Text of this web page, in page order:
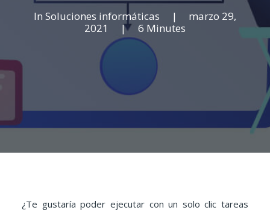
In Soluciones informáticas |
marzo 29,
2021
| 6 Minutes
¿Te gustaría poder ejecutar con un solo clic tareas